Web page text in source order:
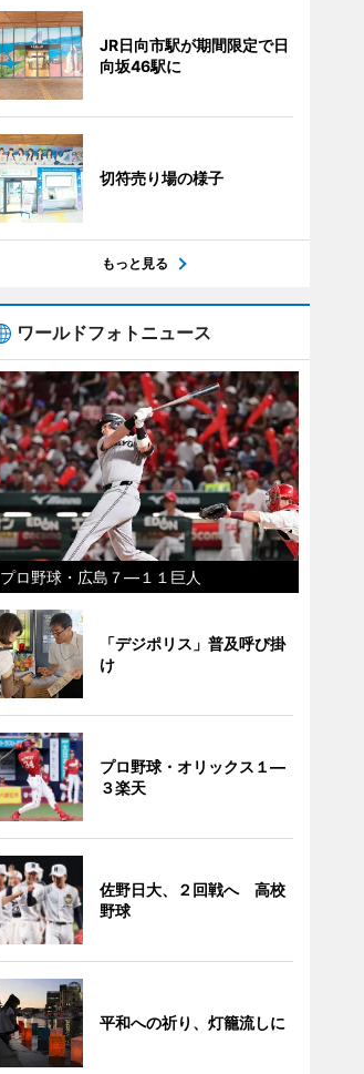
JR日向市駅が期間限定で日
向坂46駅に
切符売り場の様子
もっと見る
ワールドフォトニュース
プロ野球・広島７―１１巨人
「デジポリス」普及呼び掛
け
プロ野球・オリックス１―
３楽天
佐野日大、２回戦へ 高校
野球
平和への祈り、灯籠流しに